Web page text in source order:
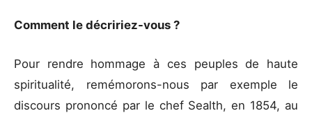
Comment le décririez-vous ?
Pour rendre hommage à ces peuples de haute
spiritualité, remémorons-nous par exemple le
discours prononcé par le chef Sealth, en 1854, au